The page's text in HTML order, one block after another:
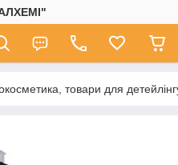
товари для